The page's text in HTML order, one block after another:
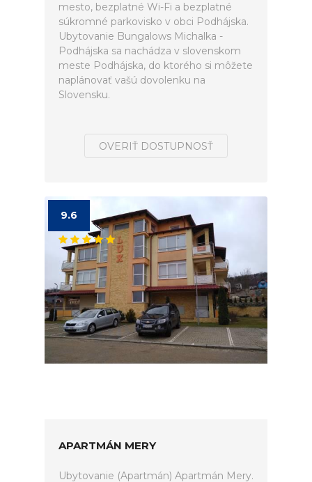
mesto, bezplatné Wi-Fi a bezplatné
súkromné parkovisko v obci Podhájska.
Ubytovanie Bungalows Michalka -
Podhájska sa nachádza v slovenskom
meste Podhájska, do ktorého si môžete
naplánovať vašú dovolenku na
Slovensku.
OVERIŤ DOSTUPNOSŤ
9.6
APARTMÁN MERY
Ubytovanie (Apartmán) Apartmán Mery.